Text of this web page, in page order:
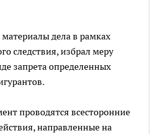
материалы дела в рамках
следствия, избрал меру
запрета определенных
проводятся всесторонние
направленные на